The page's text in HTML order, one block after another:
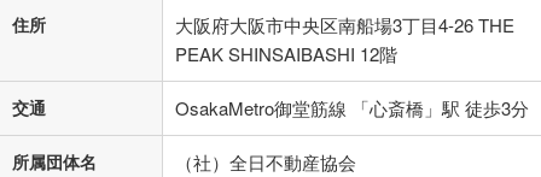
住所
大阪府大阪市中央区南船場3丁目4-26 THE
PEAK SHINSAIBASHI 12階
交通 OsakaMetro御堂筋線 「心斎橋」駅 徒歩3分
所属団体名
（社）全日不動産協会